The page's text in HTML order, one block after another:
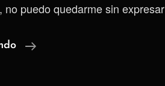
no puedo quedarme sin expresar
Los